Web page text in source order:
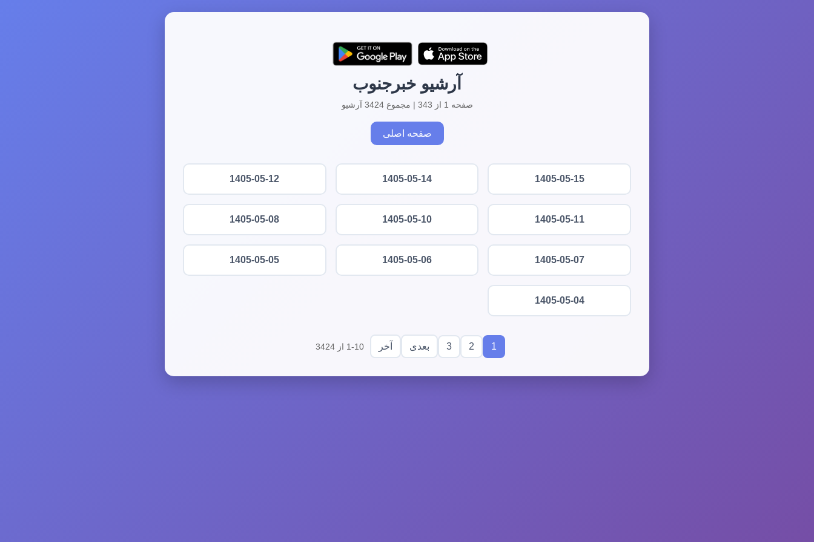
آرشیو خبرجنوب
صفحه 1 از 343 | مجموع 3424 آرشیو
صفحه اصلی
1405-05-15
1405-05-14
1405-05-12
1405-05-11
1405-05-10
1405-05-08
1405-05-07
1405-05-06
1405-05-05
1405-05-04
1
2
3 بعدی آخر 1-10 از 3424